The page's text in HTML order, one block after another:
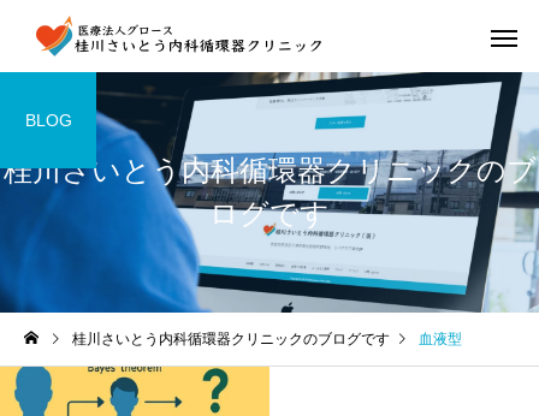
桂川さいとう内科循環器クリニックのブ
ログです
BLOG
桂川さいとう内科循環器クリニックのブログです 血液型